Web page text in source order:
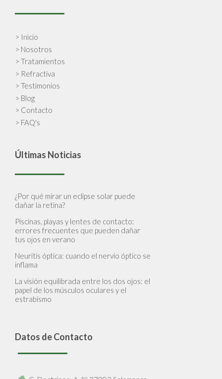
> Inicio
> Nosotros
> Tratamientos
> Refractiva
> Testimonios
> Blog
> Contacto
> FAQ's
Últimas Noticias
¿Por qué mirar un eclipse solar puede
dañar la retina?
Piscinas, playas y lentes de contacto:
errores frecuentes que pueden dañar
tus ojos en verano
Neuritis óptica: cuando el nervio óptico se
inflama
La visión equilibrada entre los dos ojos: el
papel de los músculos oculares y el
estrabismo
Datos de Contacto